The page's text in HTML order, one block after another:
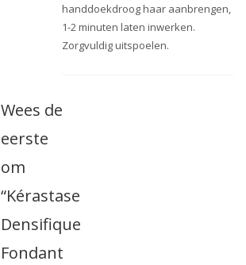
handdoekdroog haar aanbrengen,
1-2 minuten laten inwerken.
Zorgvuldig uitspoelen.
Wees de
eerste
om
“Kérastase
Densifique
Fondant